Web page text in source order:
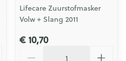
Lifecare Zuurstofmasker
Volw + Slang 2011
€ 10,70